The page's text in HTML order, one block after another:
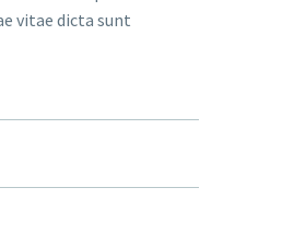
vitae dicta sunt